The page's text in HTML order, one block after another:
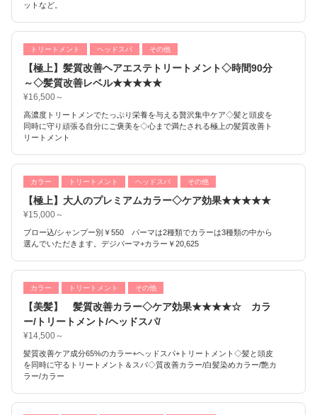
ットなど。
トリートメント ヘッドスパ その他
【極上】髪質改善ヘアエステトリートメント◇時間90分
～◇髪質改善レベル★★★★★
¥16,500～
高濃度トリートメンでたっぷり栄養を与える贅沢集中ケア◇髪と頭皮を
同時に守り頑張る自分にご褒美を◇心まで満たされる極上の髪質改善ト
リートメント
カラー トリートメント ヘッドスパ その他
【極上】大人のプレミアムカラー◇ケア効果★★★★★
¥15,000～
ブロー込/シャンプー別￥550 パーマは2種類でカラーは3種類の中から
選んでいただきます。デジパーマ+カラー￥20,625
カラー トリートメント その他
【美髪】 髪質改善カラー◇ケア効果★★★★☆ カラ
ー/トリートメント/ヘッドスパ/
¥14,500～
髪質改善ケア成分65%のカラー+ヘッドスパ+トリートメント◇髪と頭皮
を同時に守るトリートメント＆スパ◇質改善カラー/白髪染めカラー/艶カ
ラー/カラー